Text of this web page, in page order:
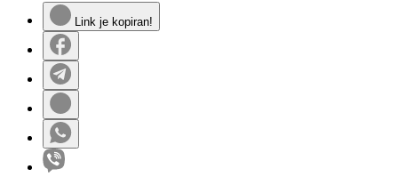
Link je kopiran!